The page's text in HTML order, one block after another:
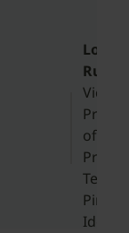
Loren
Vice
of
Ping